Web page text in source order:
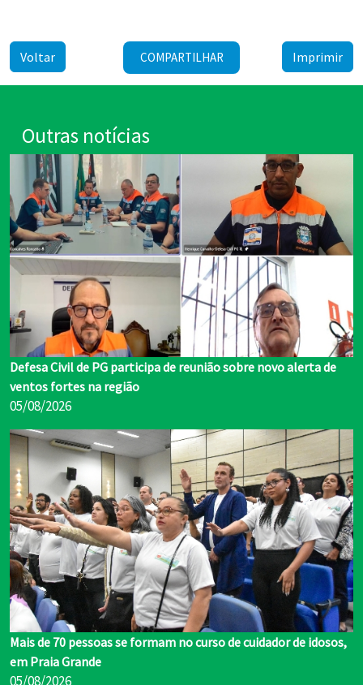
Voltar COMPARTILHAR Imprimir
Outras notícias
Defesa Civil de PG participa de reunião sobre novo alerta de
ventos fortes na região
Mais de 70 pessoas se formam no curso de cuidador de idosos,
em Praia Grande